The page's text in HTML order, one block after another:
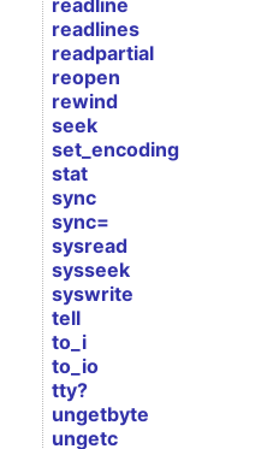
readline
readlines
readpartial
reopen
rewind
seek
set_encoding
stat
sync
sync=
sysread
sysseek
syswrite
tell
to_i
to_io
tty?
ungetbyte
ungetc